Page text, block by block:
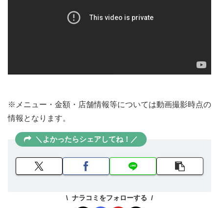
※メニュー・金額・店舗情報等については動画撮影時点の
情報となります。
＼よかったらシェアしてね！／
ナラコミをフォローする